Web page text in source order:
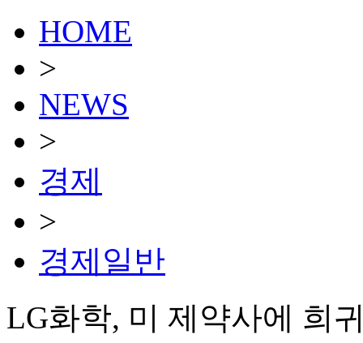
HOME
>
NEWS
>
경제
>
경제일반
LG화학, 미 제약사에 희